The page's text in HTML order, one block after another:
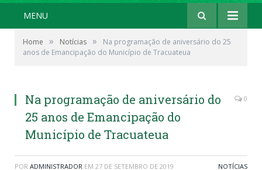
MENU
Home » Notícias »
Na programação de aniversário do 25
anos de Emancipação do Município de Tracuateua
Na programação de aniversário do
25 anos de Emancipação do
Município de Tracuateua
0
POR ADMINISTRADOR EM 27 DE SETEMBRO DE 2019 NOTÍCIAS